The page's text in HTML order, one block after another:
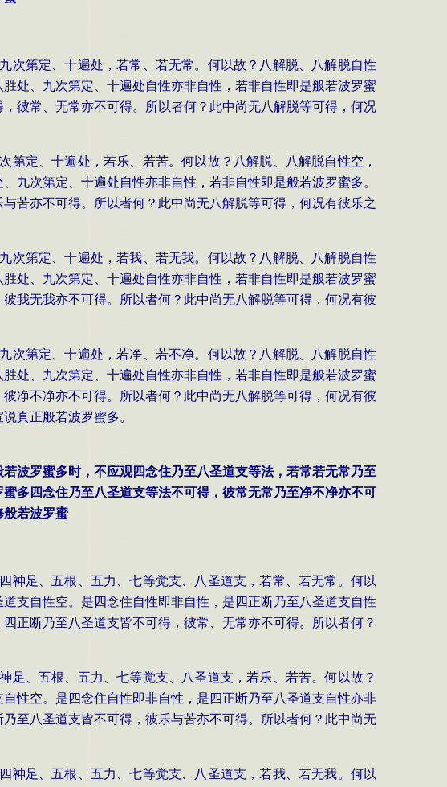
次第定、十遍处，若常、若无常。何以故？八解脱、八解脱自性
处、九次第定、十遍处自性亦非自性，若非自性即是般若波罗蜜
彼常、无常亦不可得。所以者何？此中尚无八解脱等可得，何况
定、十遍处，若乐、若苦。何以故？八解脱、八解脱自性空，
九次第定、十遍处自性亦非自性，若非自性即是般若波罗蜜多。
苦亦不可得。所以者何？此中尚无八解脱等可得，何况有彼乐之
次第定、十遍处，若我、若无我。何以故？八解脱、八解脱自性
处、九次第定、十遍处自性亦非自性，若非自性即是般若波罗蜜
我无我亦不可得。所以者何？此中尚无八解脱等可得，何况有彼
次第定、十遍处，若净、若不净。何以故？八解脱、八解脱自性
处、九次第定、十遍处自性亦非自性，若非自性即是般若波罗蜜
净不净亦不可得。所以者何？此中尚无八解脱等可得，何况有彼
真正般若波罗蜜多。
波罗蜜多时，不应观四念住乃至八圣道支等法，若常若无常乃至
多四念住乃至八圣道支等法不可得，彼常无常乃至净不净亦不可
般若波罗蜜
神足、五根、五力、七等觉支、八圣道支，若常、若无常。何以
支自性空。是四念住自性即非自性，是四正断乃至八圣道支自性
正断乃至八圣道支皆不可得，彼常、无常亦不可得。所以者何？
、五根、五力、七等觉支、八圣道支，若乐、若苦。何以故？
性空。是四念住自性即非自性，是四正断乃至八圣道支自性亦非
至八圣道支皆不可得，彼乐与苦亦不可得。所以者何？此中尚无
神足、五根、五力、七等觉支、八圣道支，若我、若无我。何以